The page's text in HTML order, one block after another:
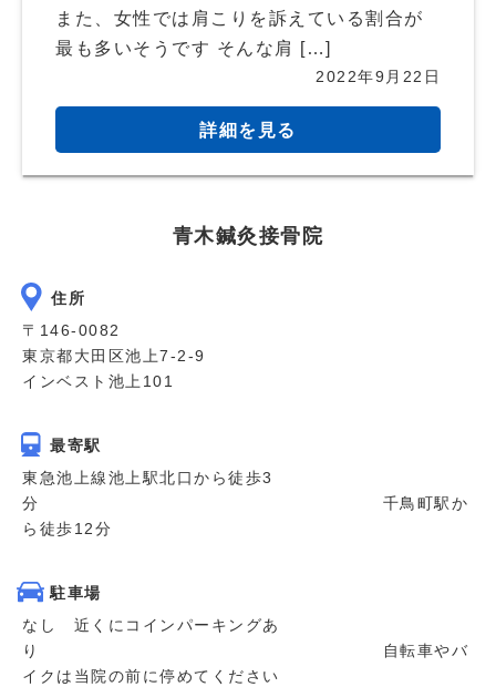
また、女性では肩こりを訴えている割合が
最も多いそうです そんな肩 […]
2022年9月22日
詳細を見る
青木鍼灸接骨院
住所
〒146-0082
東京都大田区池上7-2-9
インベスト池上101
最寄駅
東急池上線池上駅北口から徒歩3
分 千鳥町駅か
ら徒歩12分
駐車場
なし 近くにコインパーキングあ
り 自転車やバ
イクは当院の前に停めてください